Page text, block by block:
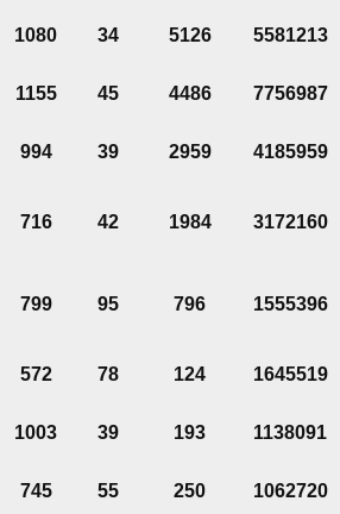
1080 34 5126 5581213
1155 45 4486 7756987
994 39 2959 4185959
716 42 1984 3172160
799 95 796 1555396
572 78 124 1645519
1003 39 193 1138091
745 55 250 1062720